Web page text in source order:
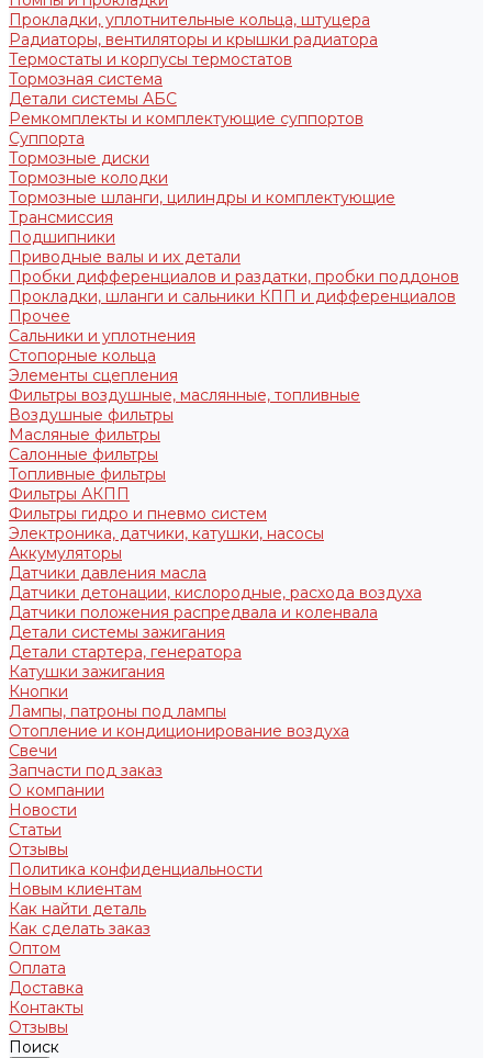
Прокладки, уплотнительные кольца, штуцера
Радиаторы, вентиляторы и крышки радиатора
Термостаты и корпусы термостатов
Тормозная система
Детали системы АБС
Ремкомплекты и комплектующие суппортов
Суппорта
Тормозные диски
Тормозные колодки
Тормозные шланги, цилиндры и комплектующие
Трансмиссия
Подшипники
Приводные валы и их детали
Пробки дифференциалов и раздатки, пробки поддонов
Прокладки, шланги и сальники КПП и дифференциалов
Прочее
Сальники и уплотнения
Стопорные кольца
Элементы сцепления
Фильтры воздушные, маслянные, топливные
Воздушные фильтры
Масляные фильтры
Салонные фильтры
Топливные фильтры
Фильтры АКПП
Фильтры гидро и пневмо систем
Электроника, датчики, катушки, насосы
Аккумуляторы
Датчики давления масла
Датчики детонации, кислородные, расхода воздуха
Датчики положения распредвала и коленвала
Детали системы зажигания
Детали стартера, генератора
Катушки зажигания
Кнопки
Лампы, патроны под лампы
Отопление и кондиционирование воздуха
Свечи
Запчасти под заказ
О компании
Новости
Статьи
Отзывы
Политика конфиденциальности
Новым клиентам
Как найти деталь
Как сделать заказ
Оптом
Оплата
Доставка
Контакты
Отзывы
Поиск